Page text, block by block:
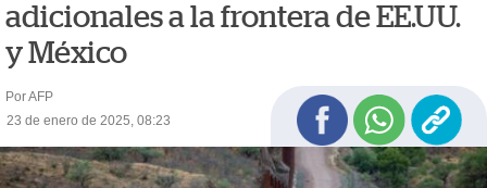
adicionales a la frontera de EE.UU.
y México
Por AFP
23 de enero de 2025, 08:23